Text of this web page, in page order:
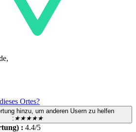
Ortes?
hinzu, um anderen Usern zu helfen
: ★★★★★
: 4.4/5